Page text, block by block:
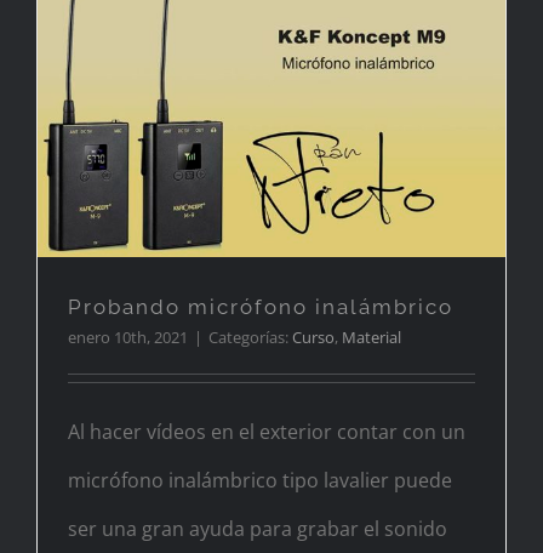
Probando micrófono
inalámbrico
Probando micrófono inalámbrico
enero 10th, 2021 | Categorías: Curso, Material
Al hacer vídeos en el exterior contar con un
micrófono inalámbrico tipo lavalier puede
ser una gran ayuda para grabar el sonido